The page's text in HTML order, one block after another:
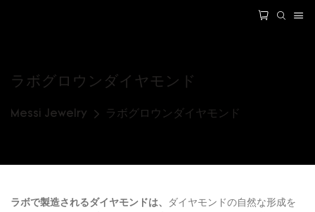
ラボグロウンダイヤモンド
Messi Jewelry ラボグロウンダイヤモンド
ラボで製造されるダイヤモンドは、
ダイヤモンドの自然な形成を